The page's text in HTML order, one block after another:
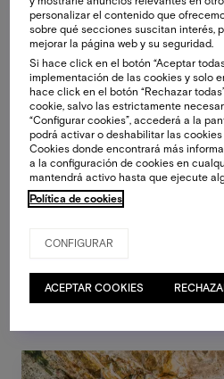
personalizar el contenido que
sobre qué secciones suscitan interés,
mejorar la página web y su seguridad.
Si hace click en el botón “Aceptar
implementación de las cookies y solo
hace click en el botón “Rechazar
cookie, salvo las estrictamente
“Configurar cookies”, accederá a la
podrá activar o deshabilitar las
Cookies donde encontrará más
a la configuración de cookies en
mantendrá activo hasta que ejecute
Política de cookies
CONFIGURAR
ACEPTAR COOKIES